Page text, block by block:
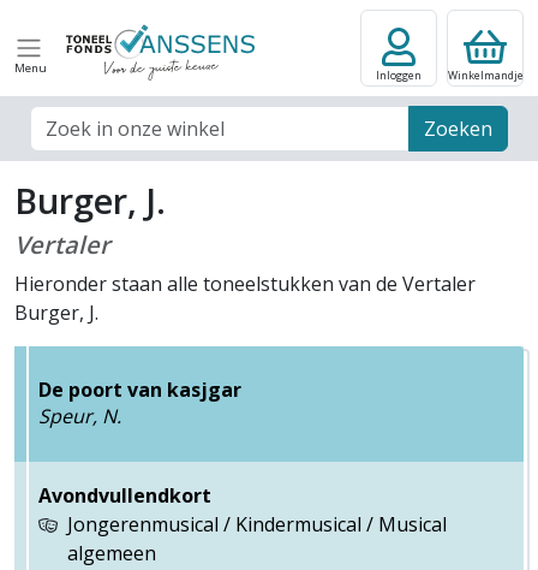
Menu
Zoek veld Zoeken
Inloggen Winkelmandje
Burger, J.
Vertaler
Hieronder staan alle toneelstukken van de Vertaler
Burger, J.
De poort van kasjgar
Speur, N.
Avondvullendkort
Jongerenmusical / Kindermusical / Musical
algemeen